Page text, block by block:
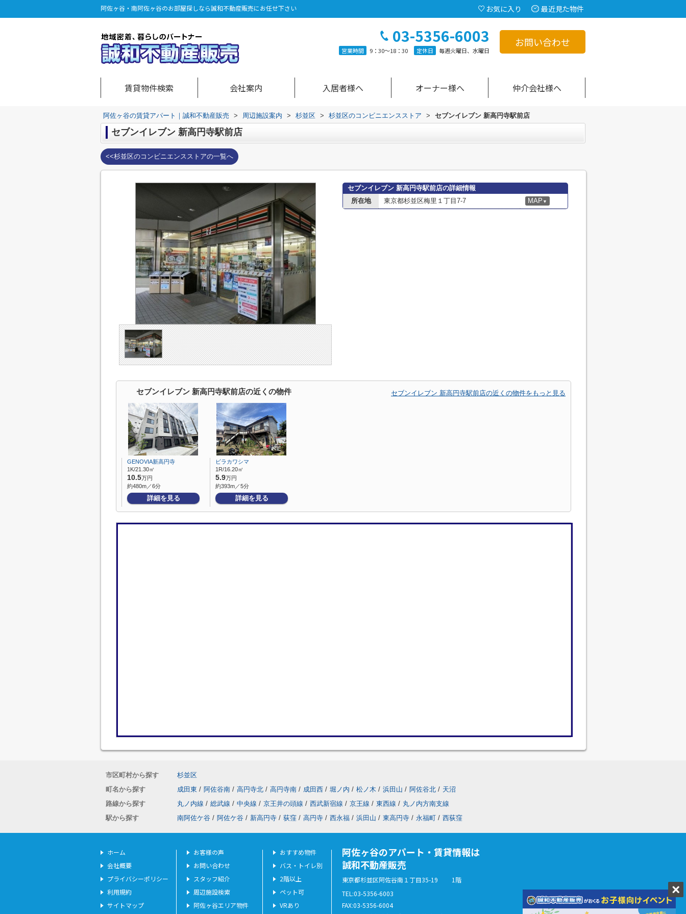
阿佐ヶ谷・南阿佐ヶ谷のお部屋探しなら誠和不動産販売にお任せ下さい お気に入り 最近見た物件
03-5356-6003
営業時間 9：30～18：30 定休日 毎週火曜日、水曜日
お問い合わせ
賃貸物件検索 会社案内 入居者様へ オーナー様へ 仲介会社様へ
阿佐ヶ谷の賃貸アパート｜誠和不動産販売 > 周辺施設案内 > 杉並区 > 杉並区のコンビニエンスストア > セブンイレブン 新高円寺駅前店
セブンイレブン 新高円寺駅前店
<<杉並区のコンビニエンスストアの一覧へ
セブンイレブン 新高円寺駅前店の詳細情報
所在地
東京都杉並区梅里１丁目7-7 MAP ▼
セブンイレブン 新高円寺駅前店の近くの物件 セブンイレブン 新高円寺駅前店の近くの物件をもっと見る
GENOVIA新高円寺
1K/21.30㎡
10.5万円
約480m／6分
詳細を見る
ビラカワシマ
1R/16.20㎡
5.9万円
約393m／5分
詳細を見る
市区町村から探す
杉並区
町名から探す
成田東 / 阿佐谷南 / 高円寺北 / 高円寺南 / 成田西 / 堀ノ内 / 松ノ木 / 浜田山 / 阿佐谷北 / 天沼
路線から探す
丸ノ内線 / 総武線 / 中央線 / 京王井の頭線 / 西武新宿線 / 京王線 / 東西線 / 丸ノ内方南支線
駅から探す
南阿佐ケ谷 / 阿佐ケ谷 / 新高円寺 / 荻窪 / 高円寺 / 西永福 / 浜田山 / 東高円寺 / 永福町 / 西荻窪
ホーム
会社概要
プライバシーポリシー
利用規約
サイトマップ
お客様の声
お問い合わせ
スタッフ紹介
周辺施設検索
阿佐ヶ谷エリア物件
おすすめ物件
バス・トイレ別
2階以上
ペット可
VRあり
阿佐ヶ谷のアパート・賃貸情報は
誠和不動産販売
東京都杉並区阿佐谷南１丁目35-19 1階
TEL:03-5356-6003
FAX:03-5356-6004